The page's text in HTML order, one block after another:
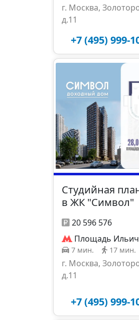
г. Москва,
д.11
+7 (495) 999-
Студийная
в ЖК "Символ"
20 596 576
Площадь
7 мин. 17 мин.
г. Москва,
д.11
+7 (495) 999-